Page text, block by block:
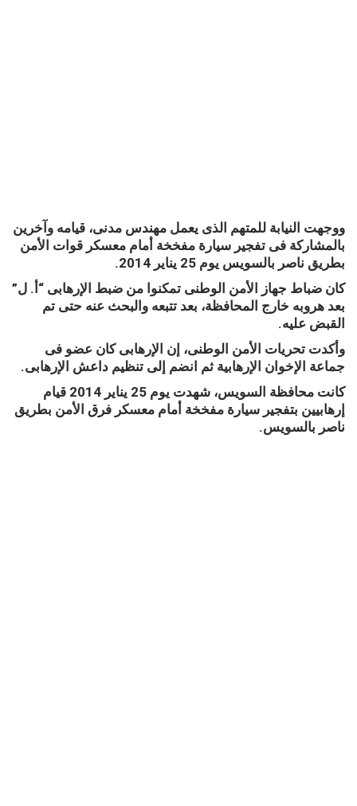
ووجهت النيابة للمتهم الذى يعمل مهندس مدنى، قيامه وآخرين
بالمشاركة فى تفجير سيارة مفخخة أمام معسكر قوات الأمن
بطريق ناصر بالسويس يوم 25 يناير 2014.
كان ضباط جهاز الأمن الوطنى تمكنوا من ضبط الإرهابى “أ. ل”
بعد هروبه خارج المحافظة، بعد تتبعه والبحث عنه حتى تم
القبض عليه.
وأكدت تحريات الأمن الوطنى، إن الإرهابى كان عضو فى
جماعة الإخوان الإرهابية ثم انضم إلى تنظيم داعش الإرهابى.
كانت محافظة السويس، شهدت يوم 25 يناير 2014 قيام
إرهابيين بتفجير سيارة مفخخة أمام معسكر فرق الأمن بطريق
ناصر بالسويس.